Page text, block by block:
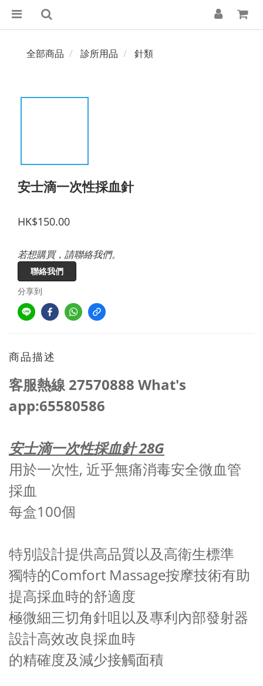
全部商品 診所用品 針類
安士滴一次性採血針
HK$150.00
若想購買，請聯絡我們。
聯絡我們
分享到
商品描述
客服熱線 27570888 What's
app:65580586
安士滴一次性採血針 28G
用於一次性, 近乎無痛消毒安全微血管
採血
每盒100個
特別設計提供高品質以及高衛生標準
獨特的Comfort Massage按摩技術有助
提高採血時的舒適度
極微細三切角針咀以及專利內部發射器
設計高效改良採血時
的精確度及減少接觸面積